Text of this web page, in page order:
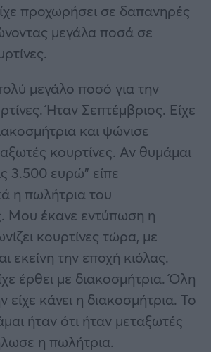
προχωρήσει σε δαπανηρές
μεγάλα ποσά σε
μεγάλο ποσό για την
Ήταν Σεπτέμβριος. Είχε
και ψώνισε
κουρτίνες. Αν θυμάμαι
3.500 ευρώ” είπε
η πωλήτρια του
Μου έκανε εντύπωση η
κουρτίνες τώρα, με
εκείνη την εποχή κιόλας.
έρθει με διακοσμήτρια. Όλη
είχε κάνει η διακοσμήτρια. Το
ήταν ότι ήταν μεταξωτές
η πωλήτρια.